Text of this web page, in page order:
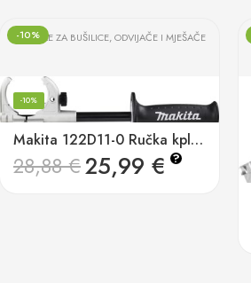
-10%
RUČKE ZA BUŠILICE, ODVIJAČE I MJEŠAČE
Makita 122D11-0 Ručka kpl. DHP481
-10%
28,88€25,99 € ?